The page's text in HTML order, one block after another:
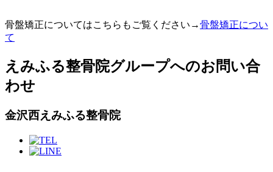
骨盤矯正についてはこちらもご覧ください →骨盤矯正につい
て
えみふる整骨院グループへのお問い合
わせ
金沢西えみふる整骨院